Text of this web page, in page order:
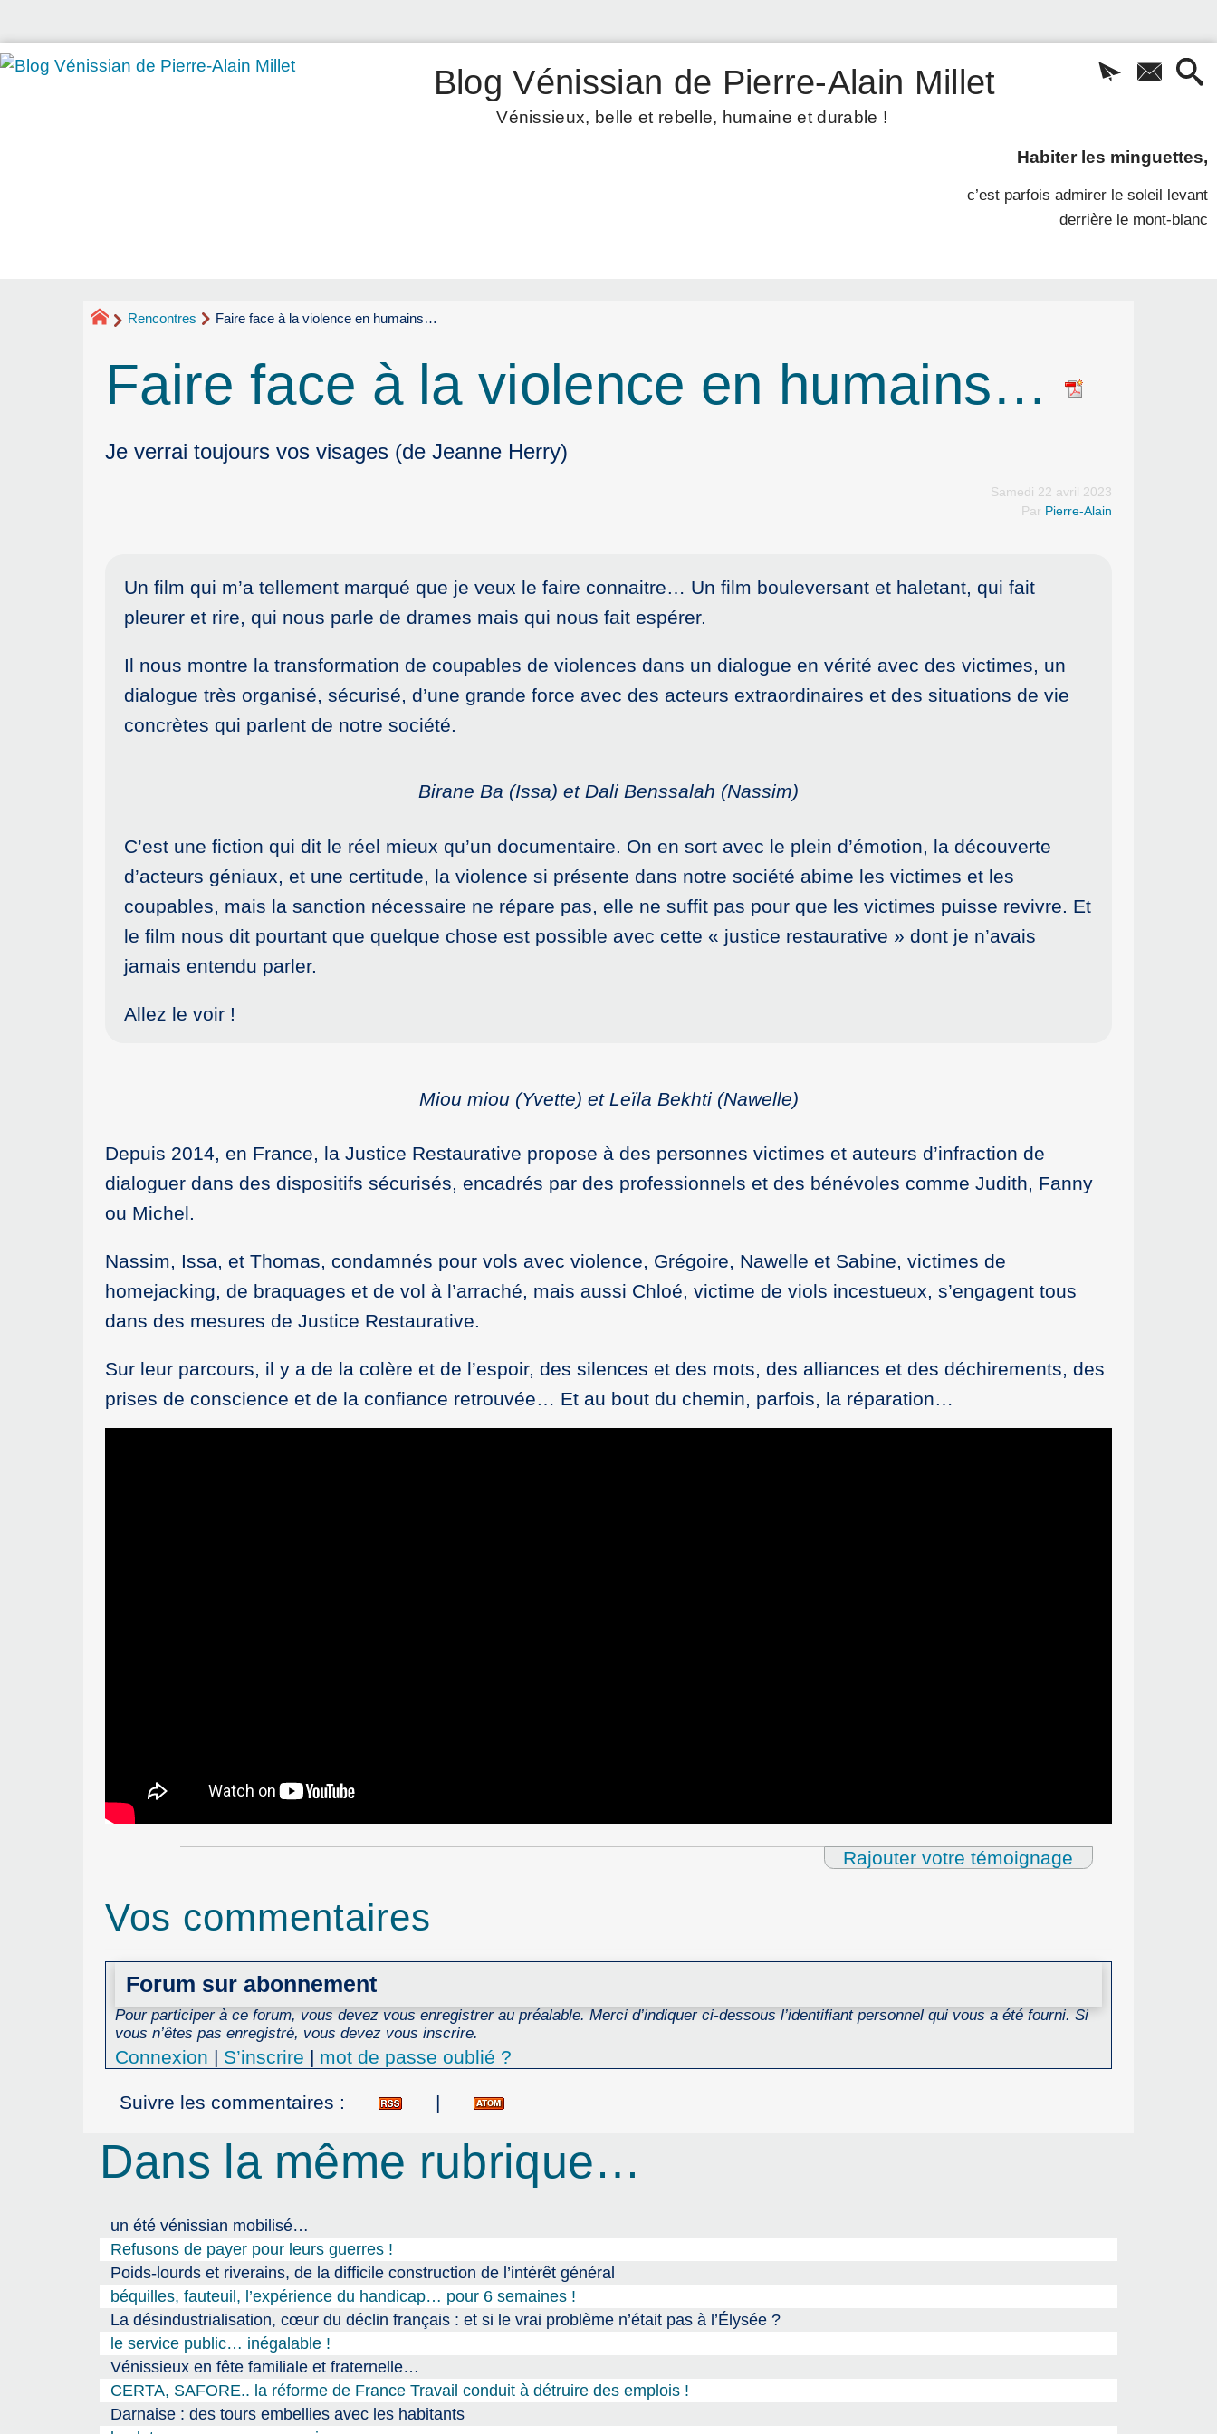
Blog Vénissian de Pierre-Alain Millet
Vénissieux, belle et rebelle, humaine et durable !
Habiter les minguettes,
c’est parfois admirer le soleil levant
derrière le mont-blanc
Rencontres Faire face à la violence en humains…
Faire face à la violence en humains…
Je verrai toujours vos visages (de Jeanne Herry)
Samedi 22 avril 2023
Par Pierre-Alain
Un film qui m’a tellement marqué que je veux le faire connaitre… Un film bouleversant et haletant, qui fait
pleurer et rire, qui nous parle de drames mais qui nous fait espérer.
Il nous montre la transformation de coupables de violences dans un dialogue en vérité avec des victimes, un
dialogue très organisé, sécurisé, d’une grande force avec des acteurs extraordinaires et des situations de vie
concrètes qui parlent de notre société.
Birane Ba (Issa) et Dali Benssalah (Nassim)
C’est une fiction qui dit le réel mieux qu’un documentaire. On en sort avec le plein d’émotion, la découverte
d’acteurs géniaux, et une certitude, la violence si présente dans notre société abime les victimes et les
coupables, mais la sanction nécessaire ne répare pas, elle ne suffit pas pour que les victimes puisse revivre. Et
le film nous dit pourtant que quelque chose est possible avec cette « justice restaurative » dont je n’avais
jamais entendu parler.
Allez le voir !
Miou miou (Yvette) et Leïla Bekhti (Nawelle)
Depuis 2014, en France, la Justice Restaurative propose à des personnes victimes et auteurs d’infraction de
dialoguer dans des dispositifs sécurisés, encadrés par des professionnels et des bénévoles comme Judith, Fanny
ou Michel.
Nassim, Issa, et Thomas, condamnés pour vols avec violence, Grégoire, Nawelle et Sabine, victimes de
homejacking, de braquages et de vol à l’arraché, mais aussi Chloé, victime de viols incestueux, s’engagent tous
dans des mesures de Justice Restaurative.
Sur leur parcours, il y a de la colère et de l’espoir, des silences et des mots, des alliances et des déchirements, des
prises de conscience et de la confiance retrouvée… Et au bout du chemin, parfois, la réparation…
Rajouter votre témoignage
Vos commentaires
Forum sur abonnement
Pour participer à ce forum, vous devez vous enregistrer au préalable. Merci d’indiquer ci-dessous l’identifiant personnel qui vous a été fourni. Si
vous n’êtes pas enregistré, vous devez vous inscrire.
Connexion | S’inscrire | mot de passe oublié ?
Suivre les commentaires : |
Dans la même rubrique…
un été vénissian mobilisé…
Refusons de payer pour leurs guerres !
Poids-lourds et riverains, de la difficile construction de l’intérêt général
béquilles, fauteuil, l’expérience du handicap… pour 6 semaines !
La désindustrialisation, cœur du déclin français : et si le vrai problème n’était pas à l’Élysée ?
le service public… inégalable !
Vénissieux en fête familiale et fraternelle…
CERTA, SAFORE.. la réforme de France Travail conduit à détruire des emplois !
Darnaise : des tours embellies avec les habitants